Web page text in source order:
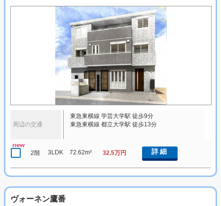
周辺の交通
東急東横線 学芸大学駅 徒歩9分
東急東横線 都立大学駅 徒歩13分
new
2階 3LDK 72.62m² 32.5万円 詳細
ヴォーネン鷹番